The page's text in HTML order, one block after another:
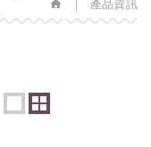
產品資訊